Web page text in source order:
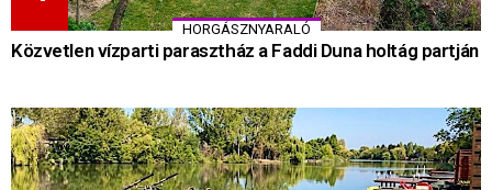
HORGÁSZNYARALÓ
Közvetlen vízparti parasztház a Faddi Duna holtág partján